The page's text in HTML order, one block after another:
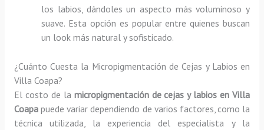
los labios, dándoles un aspecto más voluminoso y
suave. Esta opción es popular entre quienes buscan
un look más natural y sofisticado.
¿Cuánto Cuesta la Micropigmentación de Cejas y Labios en
Villa Coapa?
El costo de la micropigmentación de cejas y labios en Villa
Coapapuede variar dependiendo de varios factores, como la
técnica utilizada, la experiencia del especialista y la